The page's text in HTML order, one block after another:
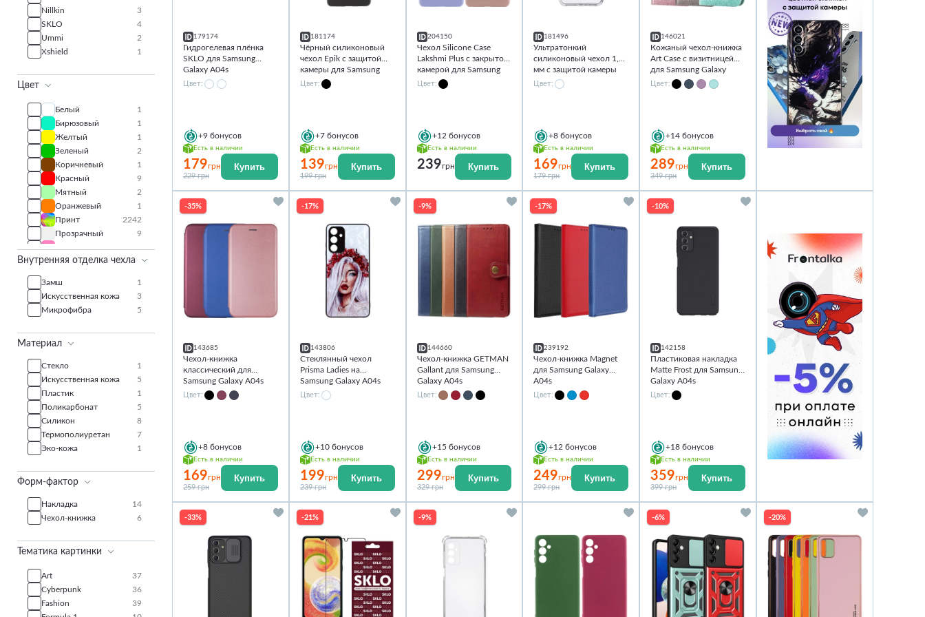
Nillkin
3
SKLO
4
Ummi
2
Xshield
1
Цвет
Белый
1
Бирюзовый
1
Желтый
1
Зеленый
2
Коричневый
1
Красный
9
Мятный
2
Оранжевый
1
Принт
2242
Прозрачный
9
Серый
Фиолетовый
Черный
Внутренняя отделка чехла
Замш
1
Искусственная кожа
3
Микрофибра
5
Материал
Cтекло
1
Искусственная кожа
5
Пластик
1
Поликарбонат
5
Силикон
8
Термополиуретан
7
Эко-кожа
1
Форм-фактор
Накладка
14
Чехол-книжка
6
Тематика картинки
Art
37
Cyberpunk
36
Fashion
39
179174
Гидрогелевая плёнка
SKLO для Samsung
Galaxy A04s
Цвет:
+9 бонусов
Есть в наличии
179грн
229 грн
Купить
181174
Чёрный силиконовый
чехол Epik с защитой
камеры для Samsung
Galaxy A04s
Цвет:
+7 бонусов
Есть в наличии
139грн
199 грн
Купить
204150
Чехол Silicone Case
Lakshmi Plus с закрытой
камерой для Samsung
Galaxy A04s
Цвет:
+12 бонусов
Есть в наличии
239грн Купить
181496
Ультратонкий
силиконовый чехол 1,5
мм с защитой камеры
для Samsung Galaxy
Цвет:
+8 бонусов
Есть в наличии
169грн
179 грн
Купить
146021
Кожаный чехол-книжка
Art Case с визитницей
для Samsung Galaxy
A04s
Цвет:
+14 бонусов
Есть в наличии
289грн
349 грн
Купить
-35%
143685
Чехол-книжка
классический для
Samsung Galaxy A04s
Цвет:
+8 бонусов
Есть в наличии
169грн
259 грн
Купить
-17%
143806
Стеклянный чехол
Prisma Ladies на
Samsung Galaxy A04s
Цвет:
+10 бонусов
Есть в наличии
199грн
239 грн
Купить
-9%
144660
Чехол-книжка GETMAN
Gallant для Samsung
Galaxy A04s
Цвет:
+15 бонусов
Есть в наличии
299грн
329 грн
Купить
-17%
239192
Чехол-книжка Magnet
для Samsung Galaxy
A04s
Цвет:
+12 бонусов
Есть в наличии
249грн
299 грн
Купить
-10%
142158
Пластиковая накладка
Matte Frost для Samsung
Galaxy A04s
Цвет:
+18 бонусов
Есть в наличии
359грн
399 грн
Купить
-33% -21% -9% -6% -20%